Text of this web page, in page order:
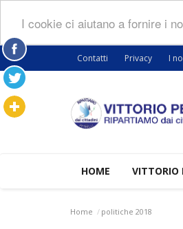
I cookie ci aiutano a fornire i
Contatti Privacy I
HOME VITTORIO
Home politiche 2018